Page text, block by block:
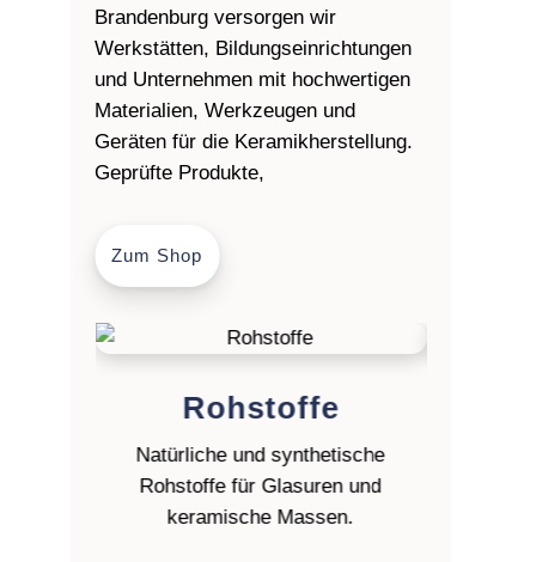
Brandenburg versorgen wir
Werkstätten, Bildungseinrichtungen
und Unternehmen mit hochwertigen
Materialien, Werkzeugen und
Geräten für die Keramikherstellung.
Geprüfte Produkte,
Zum Shop
Rohstoffe
Natürliche und synthetische
Rohstoffe für Glasuren und
keramische Massen.